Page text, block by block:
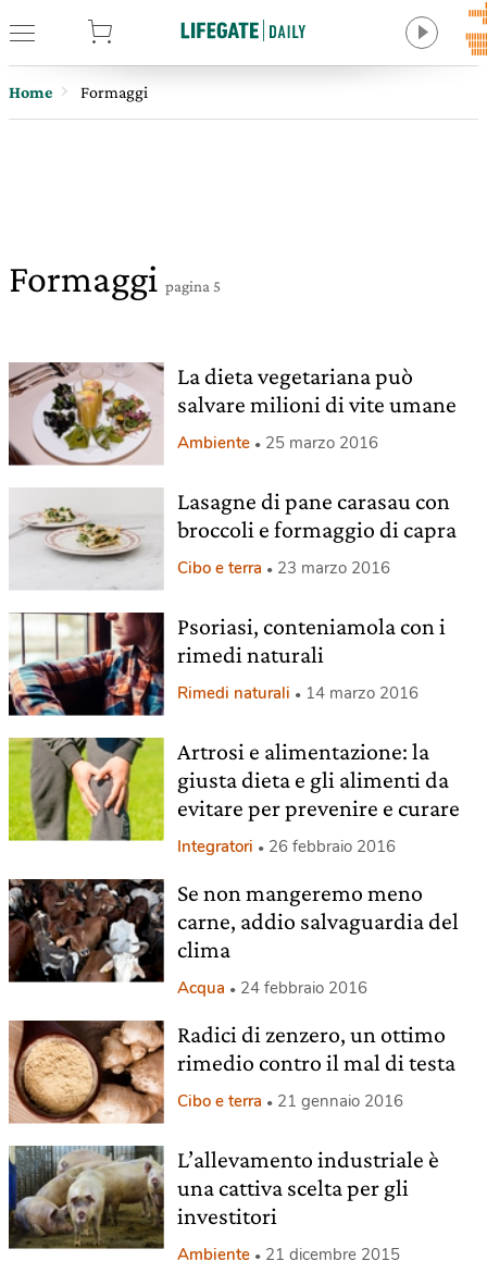
Home Formaggi
Formaggi pagina 5
La dieta vegetariana può
salvare milioni di vite umane
Ambiente 25 marzo 2016
Lasagne di pane carasau con
broccoli e formaggio di capra
Cibo e terra 23 marzo 2016
Psoriasi, conteniamola con i
rimedi naturali
Rimedi naturali 14 marzo 2016
Artrosi e alimentazione: la
giusta dieta e gli alimenti da
evitare per prevenire e curare
Integratori 26 febbraio 2016
Se non mangeremo meno
carne, addio salvaguardia del
clima
Acqua 24 febbraio 2016
Radici di zenzero, un ottimo
rimedio contro il mal di testa
Cibo e terra 21 gennaio 2016
L’allevamento industriale è
una cattiva scelta per gli
investitori
Ambiente 21 dicembre 2015